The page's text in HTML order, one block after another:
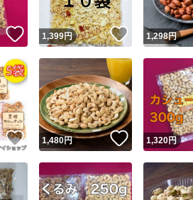
いいね！
1,399円 いいね！
1,298円
いいね！
1,480円 いいね！
1,320円